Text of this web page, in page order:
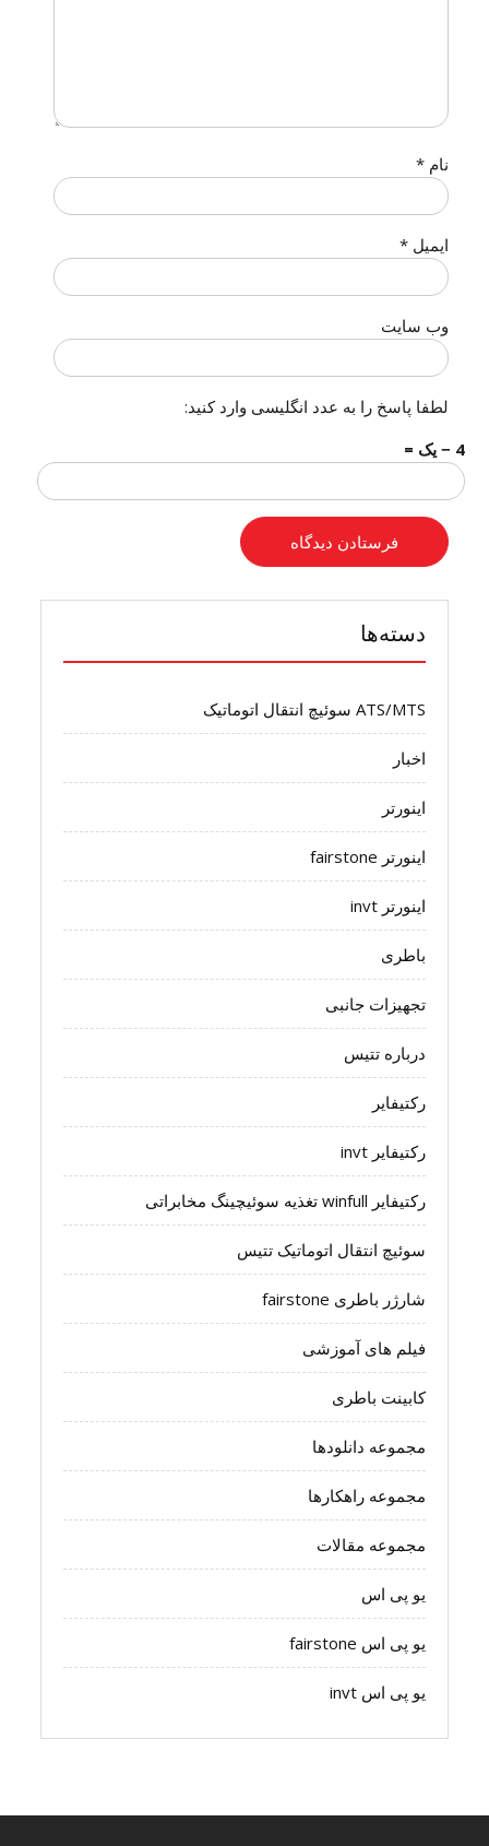
نام*
ایمیل*
وب‌ سایت
لطفا پاسخ را به عدد انگلیسی وارد کنید:
4 − یک =
دسته‌ها
ATS/MTS سوئیچ انتقال اتوماتیک
اخبار
اینورتر
اینورتر fairstone
اینورتر invt
باطری
تجهیزات جانبی
درباره تتیس
رکتیفایر
رکتیفایر invt
رکتیفایر winfull تغذیه سوئیچینگ مخابراتی
سوئیچ انتقال اتوماتیک تتیس
شارژر باطری fairstone
فیلم های آموزشی
کابینت باطری
مجموعه دانلودها
مجموعه راهکارها
مجموعه مقالات
یو پی اس
یو پی اس fairstone
یو پی اس invt